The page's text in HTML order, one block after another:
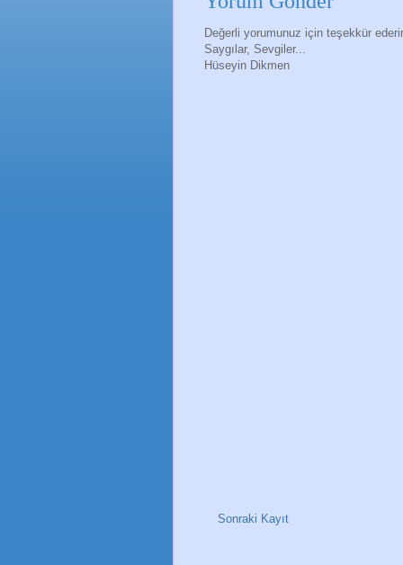
Değerli yorumunuz için teşekkür
Saygılar, Sevgiler...
Hüseyin Dikmen
Sonraki Kayıt